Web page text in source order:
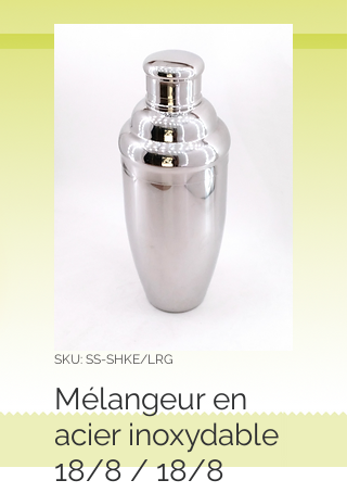
SKU: SS-SHKE/LRG
Mélangeur en
acier inoxydable
18/8 / 18/8